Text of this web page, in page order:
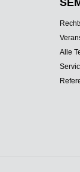
Alle